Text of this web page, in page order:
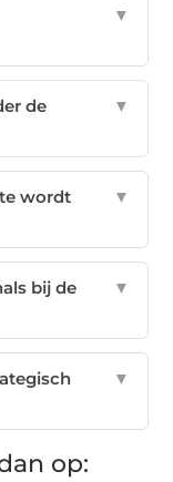
▼
de
▼
wordt
▼
bij de
▼
▼
op: